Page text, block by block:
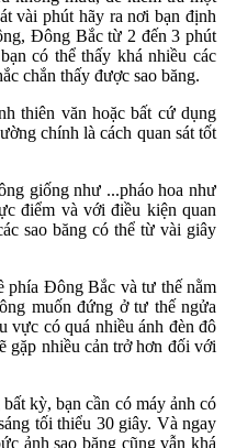
vài phút hãy ra nơi bạn định
Đông Bắc từ 2 đến 3 phút
có thể thấy khá nhiều các
chắn thấy được sao băng.
thiên văn hoặc bất cứ dụng
chính là cách quan sát tốt
giống như ...pháo hoa như
điểm và với điều kiện quan
sao băng có thể từ vài giây
phía Đông Bắc và tư thế nằm
muốn đứng ở tư thế ngửa
vực có quá nhiều ánh đèn đô
gặp nhiều cản trở hơn đối với
kỳ, bạn cần có máy ảnh có
tối thiểu 30 giây. Và ngay
ảnh sao băng cũng vẫn khá